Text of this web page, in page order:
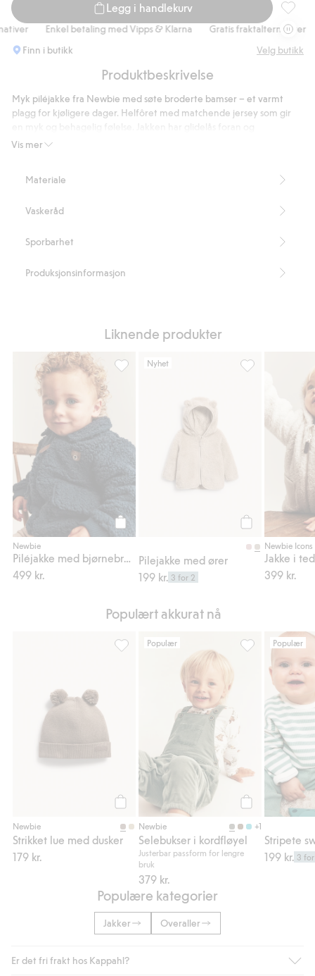
Legg i handlekurv
Enkel betaling med Vipps & Klarna Gratis fraktalternativer
Finn i butikk
Velg butikk
Produktbeskrivelse
Vis mer
Myk piléjakke fra Newbie med søte broderte bamser – et varmt
plagg for kjøligere dager. Helfôret med matchende jersey som gir
ribbekanter ved ermeåpningene. En diskré navnelapp ved
Myk pilékvalitet.
Helfôret.
Inneholder 100 % resirkulert polyester.
Recycled Polyester
Materiale
Vaskeråd
Sporbarhet
Produksjonsinformasjon
Liknende produkter
Legg til
Newbie
499 kr.
Piléjakke med bjørnebroderi, Legg til i
Nyhet
Legg til
Pilejakke med ører
199 kr. 3 for 2
Pilejakke med
Newbie Icons
Jakke i
399 kr.
Populært akkurat nå
Legg til
Newbie
Strikket lue med dusker
179 kr.
Strikket lue med dusker, Legg til i favoriter
Populær
Legg til
Newbie +1
Selebukser i kordfløyel
Justerbar passform for lengre
bruk
379 kr.
Selebukser i
Populær
199 kr. 3
Populære kategorier
Jakker Overaller
Er det fri frakt hos Kappahl?